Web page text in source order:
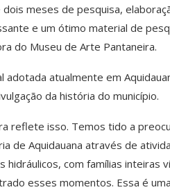
dois meses de pesquisa,
e um ótimo material de
do Museu de Arte Pantaneira.
adotada atualmente em
da história do município.
reflete isso. Temos tido a
de Aquidauana através de
com famílias inteiras
esses momentos. Essa é